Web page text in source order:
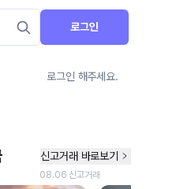
로그인
로그인 해주세요.